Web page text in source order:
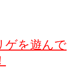
ゲを遊んで